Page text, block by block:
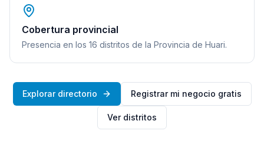
Cobertura provincial
Presencia en los 16 distritos de la Provincia de Huari.
Explorar directorio Registrar mi negocio gratis
Ver distritos